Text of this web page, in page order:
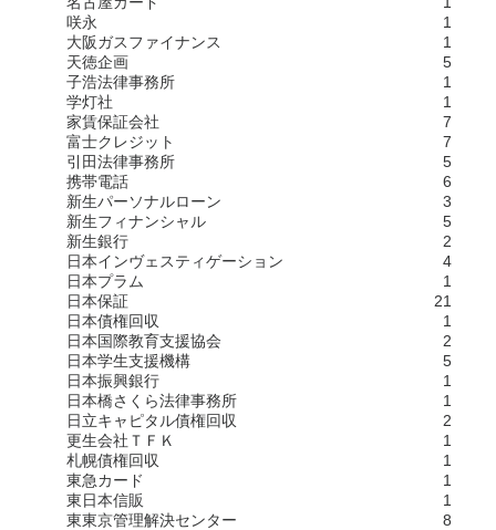
咲永
1
大阪ガスファイナンス
1
天徳企画
5
子浩法律事務所
1
学灯社
1
家賃保証会社
7
富士クレジット
7
引田法律事務所
5
携帯電話
6
新生パーソナルローン
3
新生フィナンシャル
5
新生銀行
2
日本インヴェスティゲーション
4
日本プラム
1
日本保証
21
日本債権回収
1
日本国際教育支援協会
2
日本学生支援機構
5
日本振興銀行
1
日本橋さくら法律事務所
1
日立キャピタル債権回収
2
更生会社ＴＦＫ
1
札幌債権回収
1
東急カード
1
東日本信販
1
東東京管理解決センター
8